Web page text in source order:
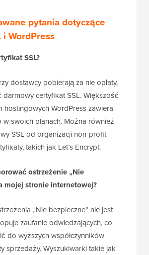
pytania dotyczące
i WordPress
SSL?
dostawcy pobierają za nie opłaty,
darmowy certyfikat SSL. Większość
hostingowych WordPress zawiera
w swoich planach. Można również
SSL od organizacji non-profit
takich jak Let’s Encrypt.
ostrzeżenie „Nie
mojej stronie internetowej?
„Nie bezpieczne” nie jest
zaufanie odwiedzających, co
do wyższych współczynników
sprzedaży. Wyszukiwarki takie jak